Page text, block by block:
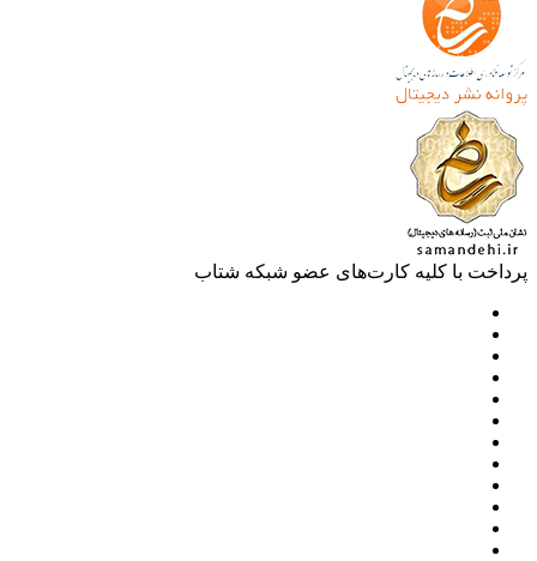
با کلیه کارت‌های عضو شبکه شتاب